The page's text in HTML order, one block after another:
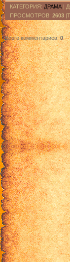
КАТЕГОРИЯ: ДРАМА |
ПРОСМОТРОВ: 2603
Всего комментариев:0